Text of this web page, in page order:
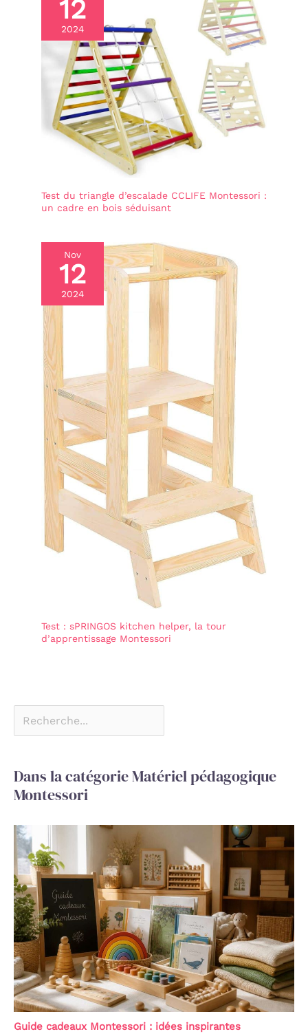
12
2024
Test du triangle d’escalade CCLIFE Montessori :
un cadre en bois séduisant
Nov
12
2024
Test : sPRINGOS kitchen helper, la tour
d’apprentissage Montessori
Dans la catégorie Matériel pédagogique
Montessori
Guide cadeaux Montessori : idées inspirantes